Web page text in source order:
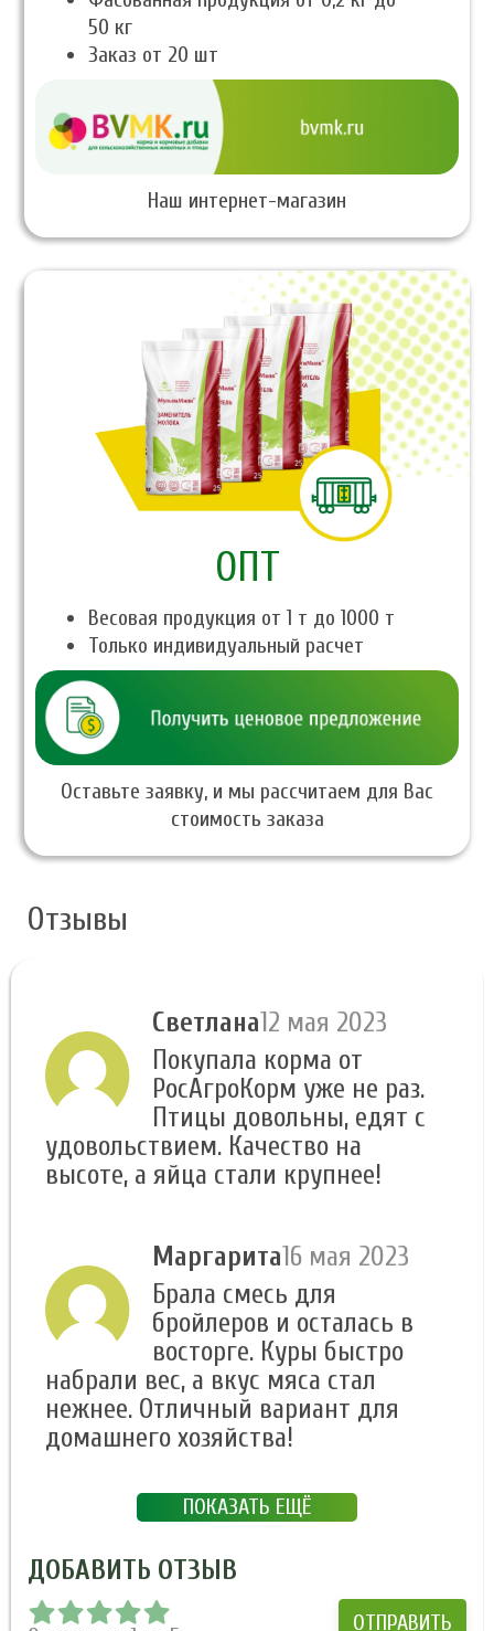
50 кг
Заказ от 20 шт
Наш интернет-магазин
ОПТ
Весовая продукция от 1 т до 1000 т
Только индивидуальный расчет
Оставьте заявку, и мы рассчитаем для Вас
стоимость заказа
Отзывы
Светлана12 мая 2023
Покупала корма от
РосАгроКорм уже не раз.
Птицы довольны, едят с
удовольствием. Качество на
высоте, а яйца стали крупнее!
Маргарита16 мая 2023
Брала смесь для
бройлеров и осталась в
восторге. Куры быстро
набрали вес, а вкус мяса стал
нежнее. Отличный вариант для
домашнего хозяйства!
ПОКАЗАТЬ ЕЩЁ
ДОБАВИТЬ ОТЗЫВ